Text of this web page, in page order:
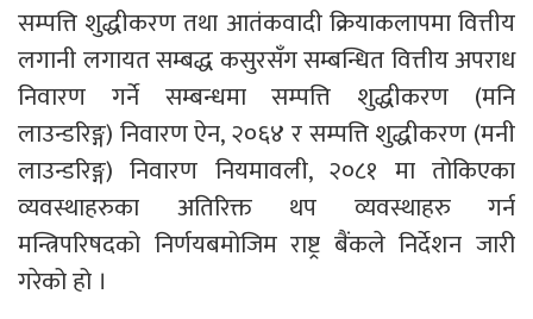
सम्पत्ति शुद्धीकरण तथा आतंकवादी क्रियाकलापमा वित्तीय
लगानी लगायत सम्बद्ध कसुरसँग सम्बन्धित वित्तीय अपराध
निवारण गर्ने सम्बन्धमा सम्पत्ति शुद्धीकरण (मनि
लाउन्डरिङ्ग) निवारण ऐन, २०६४ र सम्पत्ति शुद्धीकरण (मनी
लाउन्डरिङ्ग) निवारण नियमावली, २०८१ मा तोकिएका
व्यवस्थाहरुका अतिरिक्त थप व्यवस्थाहरु गर्न
मन्त्रिपरिषदको निर्णयबमोजिम राष्ट्र बैंकले निर्देशन जारी
गरेको हो ।